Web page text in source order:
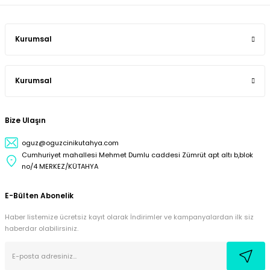
Kurumsal
Kurumsal
Bize Ulaşın
oguz@oguzcinikutahya.com
Cumhuriyet mahallesi Mehmet Dumlu caddesi Zümrüt apt altı b,blok
no/4 MERKEZ/KÜTAHYA
E-Bülten Abonelik
Haber listemize ücretsiz kayıt olarak İndirimler ve kampanyalardan ilk siz
haberdar olabilirsiniz.